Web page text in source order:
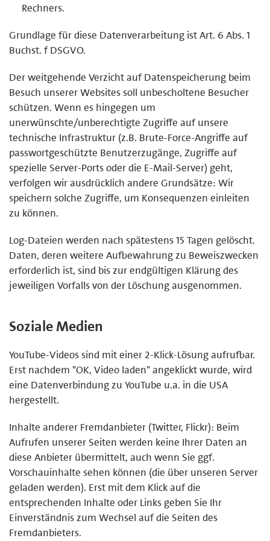
Rechners.
Grundlage für diese Datenverarbeitung ist Art. 6 Abs. 1
Buchst. f DSGVO.
Der weitgehende Verzicht auf Datenspeicherung beim
Besuch unserer Websites soll unbescholtene Besucher
schützen. Wenn es hingegen um
unerwünschte/unberechtigte Zugriffe auf unsere
technische Infrastruktur (z.B. Brute-Force-Angriffe auf
passwortgeschützte Benutzerzugänge, Zugriffe auf
spezielle Server-Ports oder die E-Mail-Server) geht,
verfolgen wir ausdrücklich andere Grundsätze: Wir
speichern solche Zugriffe, um Konsequenzen einleiten
zu können.
Log-Dateien werden nach spätestens 15 Tagen gelöscht.
Daten, deren weitere Aufbewahrung zu Beweiszwecken
erforderlich ist, sind bis zur endgültigen Klärung des
jeweiligen Vorfalls von der Löschung ausgenommen.
Soziale Medien
YouTube-Videos sind mit einer 2-Klick-Lösung aufrufbar.
Erst nachdem "OK, Video laden" angeklickt wurde, wird
eine Datenverbindung zu YouTube u.a. in die USA
hergestellt.
Inhalte anderer Fremdanbieter (Twitter, Flickr): Beim
Aufrufen unserer Seiten werden keine Ihrer Daten an
diese Anbieter übermittelt, auch wenn Sie ggf.
Vorschauinhalte sehen können (die über unseren Server
geladen werden). Erst mit dem Klick auf die
entsprechenden Inhalte oder Links geben Sie Ihr
Einverständnis zum Wechsel auf die Seiten des
Fremdanbieters.